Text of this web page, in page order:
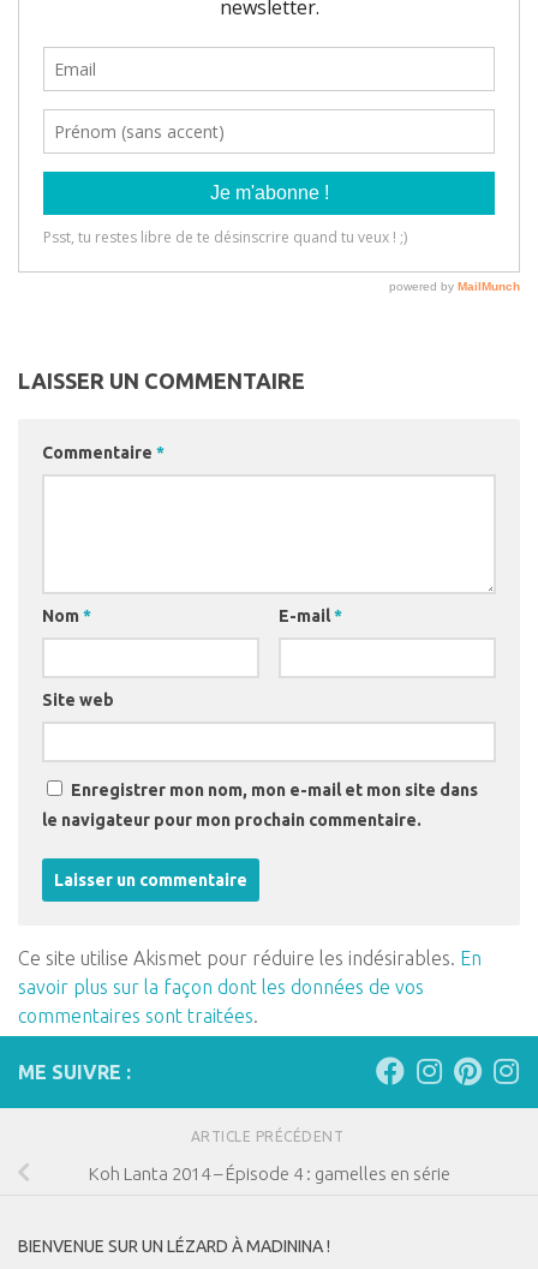
LAISSER UN COMMENTAIRE
Commentaire *
Nom * E-mail*
Site web
Enregistrer mon nom, mon e-mail et mon site dans
le navigateur pour mon prochain commentaire.
Ce site utilise Akismet pour réduire les indésirables. En
savoir plus sur la façon dont les données de vos
commentaires sont traitées.
ME SUIVRE :
ARTICLE PRÉCÉDENT
Koh Lanta 2014 – Épisode 4 : gamelles en série
BIENVENUE SUR UN LÉZARD À MADININA !